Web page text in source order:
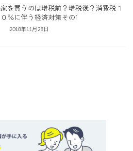
家を買うのは増税前？増税後？消費税１
０％に伴う経済対策その1
2018年11月28日